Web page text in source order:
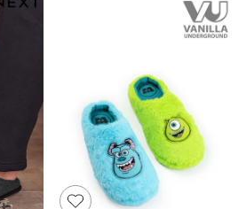
Girl & Bridesmaid Outfits
Toy Story
THE SET
Shop All Footwear
Sandals & Clogs
Baby & Toddler
Boots
Half Sizes